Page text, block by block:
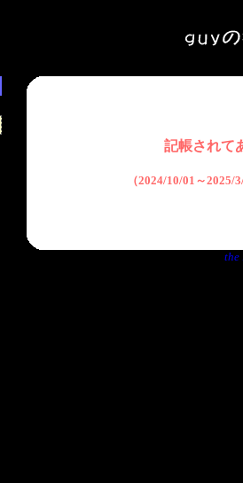
記帳されて
（2024/10/01～2025/
the